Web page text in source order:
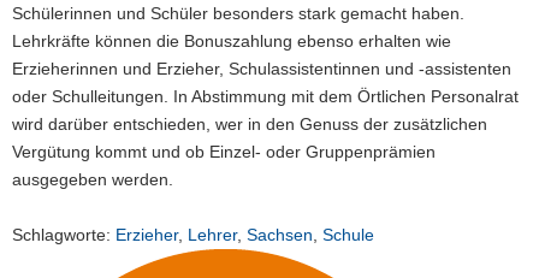
Schülerinnen und Schüler besonders stark gemacht haben.
Lehrkräfte können die Bonuszahlung ebenso erhalten wie
Erzieherinnen und Erzieher, Schulassistentinnen und -assistenten
oder Schulleitungen. In Abstimmung mit dem Örtlichen Personalrat
wird darüber entschieden, wer in den Genuss der zusätzlichen
Vergütung kommt und ob Einzel- oder Gruppenprämien
ausgegeben werden.
Schlagworte: Erzieher, Lehrer, Sachsen Schule